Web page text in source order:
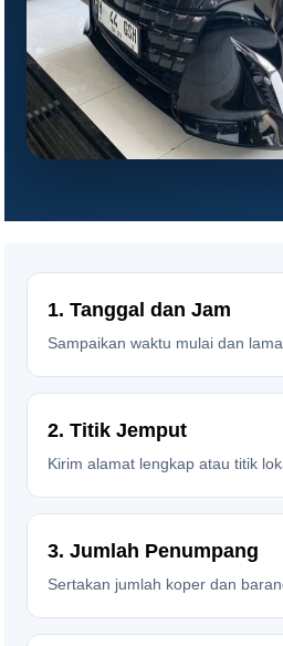
1. Tanggal dan Jam
Sampaikan waktu mulai dan
2. Titik Jemput
Kirim alamat lengkap atau titik
3. Jumlah Penumpang
Sertakan jumlah koper dan